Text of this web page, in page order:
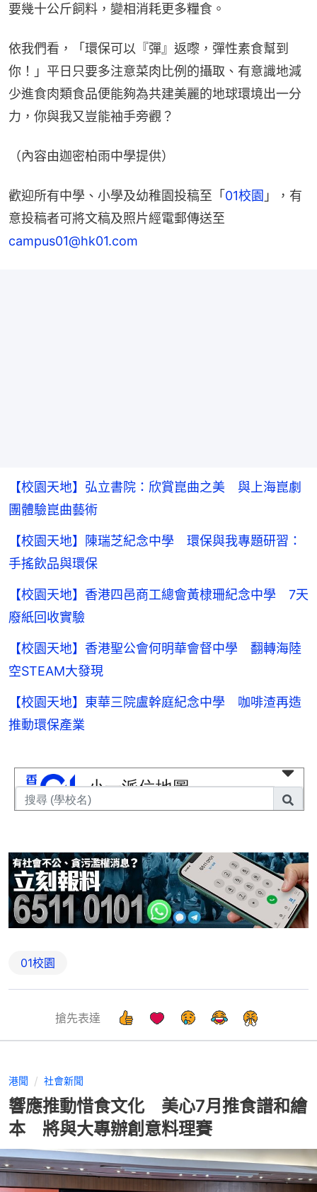
要幾十公斤飼料，變相消耗更多糧食。
依我們看，「環保可以『彈』返嚟，彈性素食幫到
你！」平日只要多注意菜肉比例的攝取、有意識地減
少進食肉類食品便能夠為共建美麗的地球環境出一分
力，你與我又豈能袖手旁觀？
（內容由迦密柏雨中學提供）
歡迎所有中學、小學及幼稚園投稿至「01校園 」，有
意投稿者可將文稿及照片經電郵傳送至
campus01@hk01.com
【校園天地】弘立書院：欣賞崑曲之美 與上海崑劇
團體驗崑曲藝術
【校園天地】陳瑞芝紀念中學 環保與我專題研習：
手搖飲品與環保
【校園天地】香港四邑商工總會黃棣珊紀念中學 7天
廢紙回收實驗
【校園天地】香港聖公會何明華會督中學 翻轉海陸
空STEAM大發現
【校園天地】東華三院盧幹庭紀念中學 咖啡渣再造
推動環保產業
01校園
搶先表達
港聞 社會新聞
響應推動惜食文化 美心7月推食譜和繪
本 將與大專辦創意料理賽